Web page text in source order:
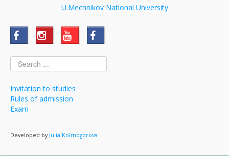
I.I.Mechnikov National University
Invitation to studies
Rules of admission
Exam
Developed by Julia Kolmogorova